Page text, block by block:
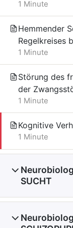
1 Minute
Hemmender
Regelkreises
1 Minute
Störung des
der
1 Minute
Kognitive
1 Minute
SUCHT